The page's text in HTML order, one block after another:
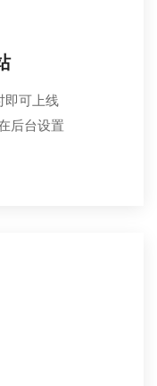
即可上线
后台设置